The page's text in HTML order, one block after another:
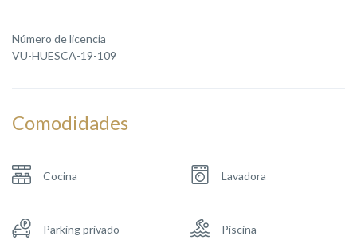
Número de licencia
VU-HUESCA-19-109
Comodidades
Cocina Lavadora
Parking privado Piscina